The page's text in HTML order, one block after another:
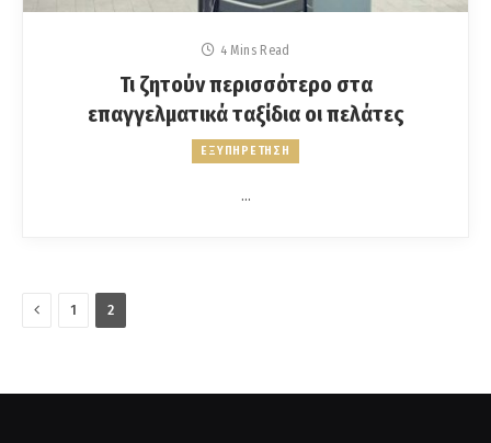
4 Mins Read
Τι ζητούν περισσότερο στα
επαγγελματικά ταξίδια οι πελάτες
ΕΞΥΠΗΡΕΤΗΣΗ
…
Previous
1 2